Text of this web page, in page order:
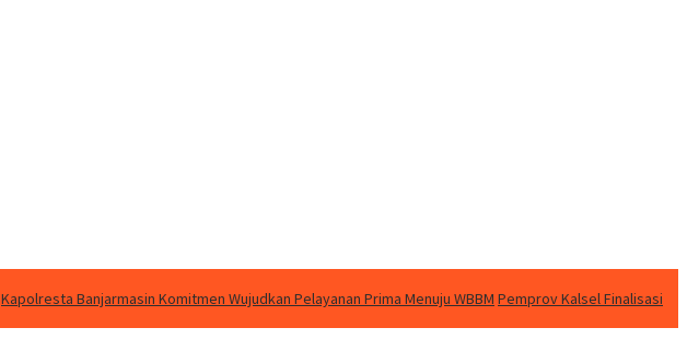
Kapolresta Banjarmasin Komitmen Wujudkan Pelayanan Prima Menuju WBBM Pemprov Kalsel Finalisasi